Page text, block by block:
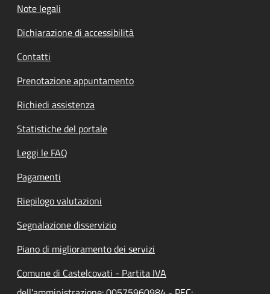
Note legali
Dichiarazione di accessibilità
Contatti
Prenotazione appuntamento
Richiedi assistenza
Statistiche del portale
Leggi le FAQ
Pagamenti
Riepilogo valutazioni
Segnalazione disservizio
Piano di miglioramento dei servizi
Comune di Castelcovati - Partita IVA